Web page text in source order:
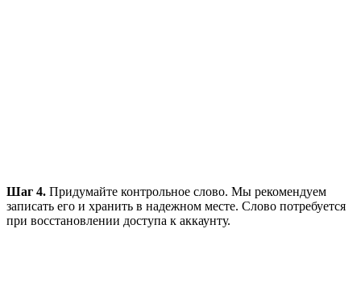
Шаг 4. Придумайте контрольное слово. Мы рекомендуем
записать его и хранить в надежном месте. Слово потребуется
при восстановлении доступа к аккаунту.